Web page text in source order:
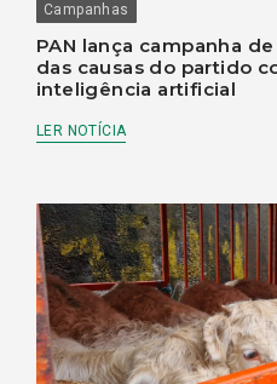
Campanhas
PAN lança campanha
das causas do partido
inteligência artificial
LER NOTÍCIA